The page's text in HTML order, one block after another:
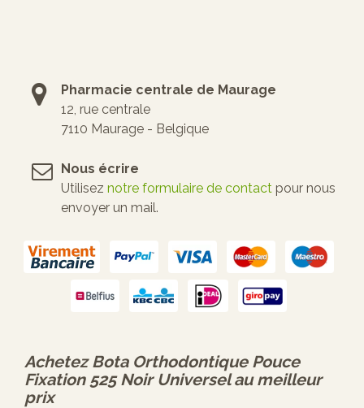
Pharmacie centrale de Maurage
12, rue centrale
7110 Maurage - Belgique
Nous écrire
Utilisez notre formulaire de contact pour nous
envoyer un mail.
AchetezBota Orthodontique Pouce
Fixation 525 Noir Universelau meilleur
prix